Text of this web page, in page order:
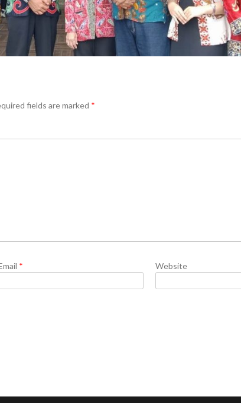
fields are marked *
* Website